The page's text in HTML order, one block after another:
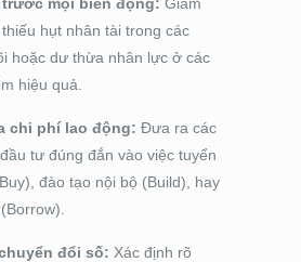
hụt nhân tài trong các
hoặc dư thừa nhân lực ở các
hiệu quả.
chi phí lao động: Đưa ra các
tư đúng đắn vào việc tuyển
đào tạo nội bộ (Build), hay
đổi số: Xác định rõ